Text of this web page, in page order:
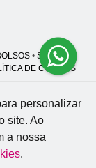
• SAC
DE COOKIES
98
- São Paulo - SP -
personalizar
site. Ao
a nossa
.